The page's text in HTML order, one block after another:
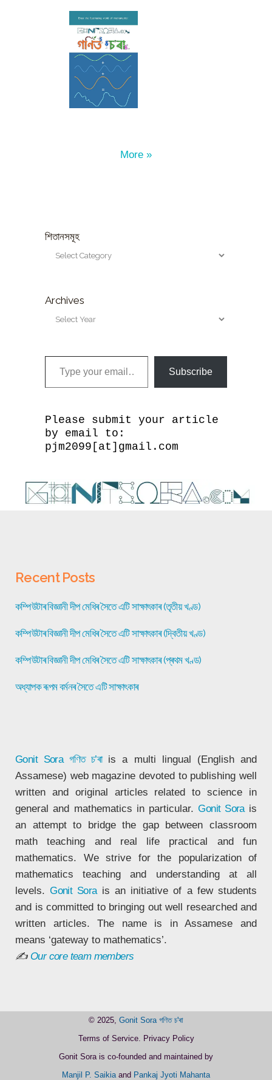
More »
শিতানসমূহ
Archives
Type your email…
Subscribe
Please submit your article
by email to:
pjm2099[at]gmail.com
Recent Posts
কম্পিউটাৰ বিজ্ঞানী দীপ মেধিৰ সৈতে এটি সাক্ষাৎকাৰ (তৃতীয় খণ্ড)
কম্পিউটাৰ বিজ্ঞানী দীপ মেধিৰ সৈতে এটি সাক্ষাৎকাৰ (দ্বিতীয় খণ্ড)
কম্পিউটাৰ বিজ্ঞানী দীপ মেধিৰ সৈতে এটি সাক্ষাৎকাৰ (প্ৰথম খণ্ড)
অধ্যাপক ৰূপম বৰ্মনৰ সৈতে এটি সাক্ষাৎকাৰ
Gonit Sora গণিত চ’ৰাis a multi lingual (English and
Assamese) web magazine devoted to publishing well
written and original articles related to science in
general and mathematics in particular.Gonit Sorais
an attempt to bridge the gap between classroom
math teaching and real life practical and fun
mathematics. We strive for the popularization of
mathematics teaching and understanding at all
levels.Gonit Sorais an initiative of a few students
and is committed to bringing out well researched and
written articles. The name is in Assamese and
means ‘gateway to mathematics’.
✍ Our core team members
© 2025, Gonit Sora গণিত চ'ৰা
Terms of Service. Privacy Policy
Gonit Sorais co-founded and maintained by
Manjil P. Saikiaand Pankaj Jyoti Mahanta